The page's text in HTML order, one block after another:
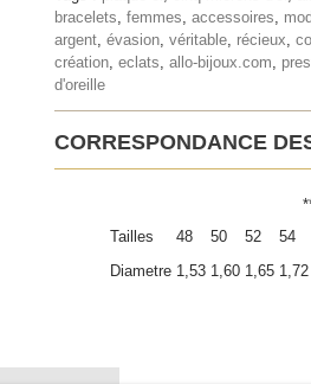
bracelets, femmes, accessoires,
argent, évasion, véritable, récieux,
création, eclats, allo-bijoux.com,
d'oreille
CORRESPONDANCE
Tailles
48 50 52 54
Diametre 1,53 1,60 1,65 1,72